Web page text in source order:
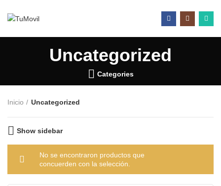
Uncategorized
Categories
Inicio Uncategorized
Show sidebar
No se encontraron productos que
concuerden con la selección.